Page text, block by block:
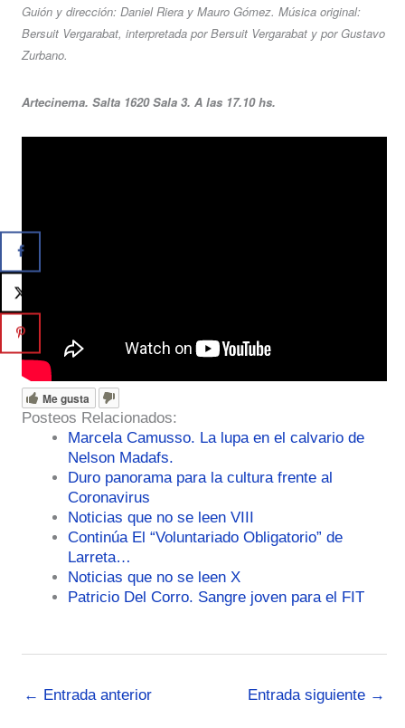
Guión y dirección: Daniel Riera y Mauro Gómez. Música original:
Bersuit Vergarabat, interpretada por Bersuit Vergarabat y por Gustavo
Zurbano.
Artecinema. Salta 1620 Sala 3. A las 17.10 hs.
Me gusta
Posteos Relacionados:
Marcela Camusso. La lupa en el calvario de
Nelson Madafs.
Duro panorama para la cultura frente al
Coronavirus
Noticias que no se leen VIII
Continúa El “Voluntariado Obligatorio” de
Larreta…
Noticias que no se leen X
Patricio Del Corro. Sangre joven para el FIT
← Entrada anterior Entrada siguiente →